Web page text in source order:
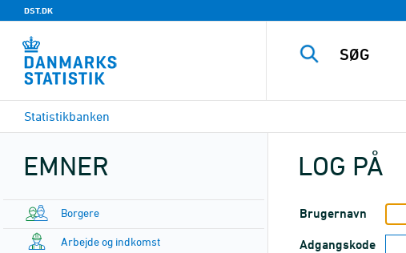
DST.DK
Statistikbanken
EMNER
Borgere
Arbejde og indkomst
LOG PÅ
Brugernavn
Adgangskode